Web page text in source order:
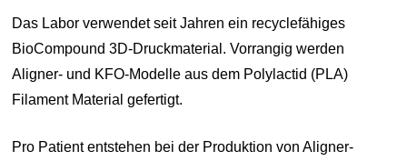
Das Labor verwendet seit Jahren ein recyclefähiges
BioCompound 3D-Druckmaterial. Vorrangig werden
Aligner- und KFO-Modelle aus dem Polylactid (PLA)
Filament Material gefertigt.
Pro Patient entstehen bei der Produktion von Aligner-